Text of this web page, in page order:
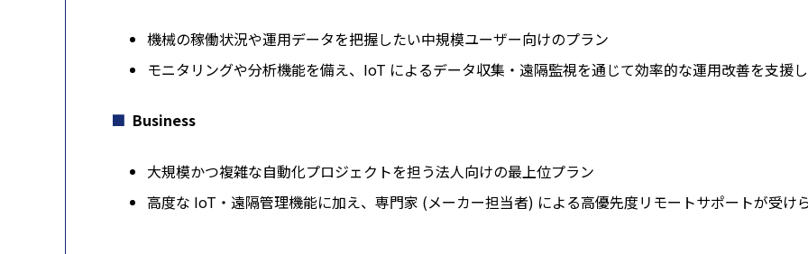
機械の稼働状況や運用データを把握したい中規模ユーザー向けのプラン
モニタリングや分析機能を備え、IoT によるデータ収集・遠隔監視を通じて効率的な運用改善を支援
Business
大規模かつ複雑な自動化プロジェクトを担う法人向けの最上位プラン
高度な IoT・遠隔管理機能に加え、専門家 (メーカー担当者) による高優先度リモートサポートが受け